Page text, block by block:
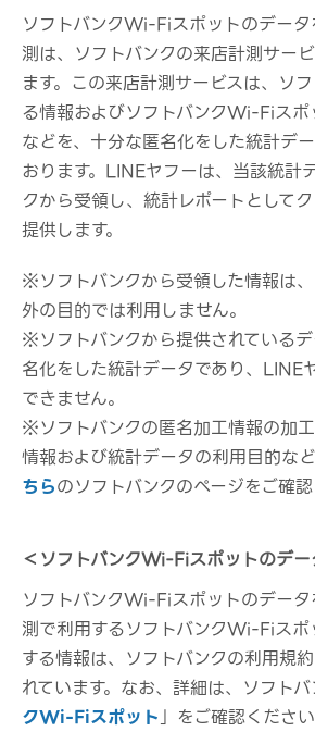
ソフトバンクWi-Fiスポットのデー
測は、ソフトバンクの来店計測サー
ます。この来店計測サービスは、ソ
る情報およびソフトバンクWi-Fiス
などを、十分な匿名化をした統計デ
おります。LINEヤフーは、当該統計
クから受領し、統計レポートとして
提供します。
※ソフトバンクから受領した情報は
外の目的では利用しません。
※ソフトバンクから提供されている
名化をした統計データであり、LINE
できません。
※ソフトバンクの匿名加工情報の加
情報および統計データの利用目的など
ちらのソフトバンクのページをご確認
＜ソフトバンクWi-Fiスポットのデー
ソフトバンクWi-Fiスポットのデー
測で利用するソフトバンクWi-Fiス
する情報は、ソフトバンクの利用規
れています。なお、詳細は、ソフト
クWi-Fiスポット」をご確認ください